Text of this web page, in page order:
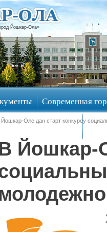
Йошкар-Ола»
Современная
обсуждения
Оле дан старт конкурсу
Йошкар-